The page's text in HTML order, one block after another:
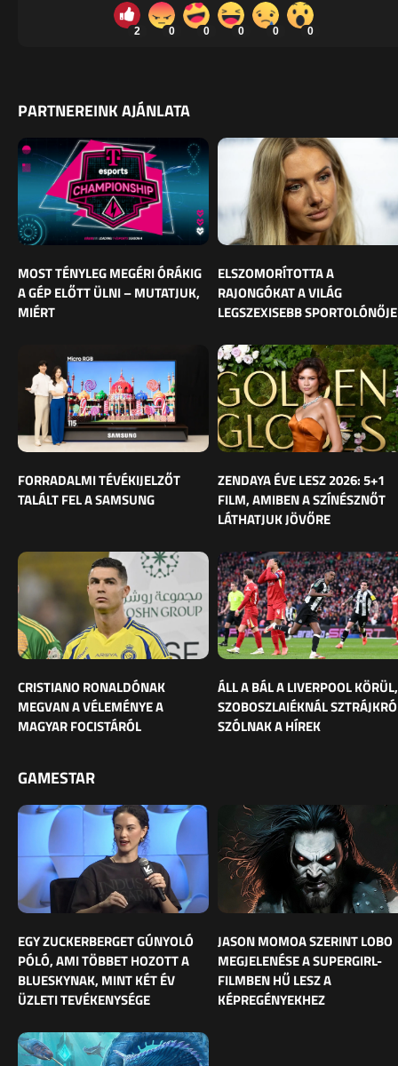
2 0 0 0 0 0
PARTNEREINK AJÁNLATA
MOST TÉNYLEG MEGÉRI ÓRÁKIG
A GÉP ELŐTT ÜLNI – MUTATJUK,
MIÉRT
ELSZOMORÍTOTTA A
RAJONGÓKAT A VILÁG
LEGSZEXISEBB SPORTOLÓNŐJE
FORRADALMI TÉVÉKIJELZŐT
TALÁLT FEL A SAMSUNG
ZENDAYA ÉVE LESZ 2026: 5+1
FILM, AMIBEN A SZÍNÉSZNŐT
LÁTHATJUK JÖVŐRE
CRISTIANO RONALDÓNAK
MEGVAN A VÉLEMÉNYE A
MAGYAR FOCISTÁRÓL
ÁLL A BÁL A LIVERPOOL KÖRÜL,
SZOBOSZLAIÉKNÁL
SZÓLNAK A HÍREK
GAMESTAR
EGY ZUCKERBERGET GÚNYOLÓ
PÓLÓ, AMI TÖBBET HOZOTT A
BLUESKYNAK, MINT KÉT ÉV
ÜZLETI TEVÉKENYSÉGE
JASON MOMOA SZERINT LOBO
MEGJELENÉSE A SUPERGIRL-
FILMBEN HŰ LESZ A
KÉPREGÉNYEKHEZ